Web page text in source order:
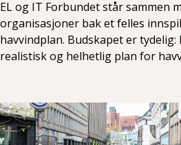
EL og IT Forbundet står sammen
organisasjoner bak et felles
havvindplan. Budskapet er
realistisk og helhetlig plan for